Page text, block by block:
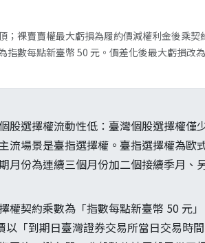
；裸賣賣權最大虧損為履約價減權利金後乘
指數每點新臺幣 50 元。價差化後最大虧損改
股選擇權流動性低：臺灣個股選擇權僅
流場景是臺指選擇權。臺指選擇權為
月份為連續三個月份加二個接續季月、
權契約乘數為「指數每點新臺幣 50 元
「到期日臺灣證券交易所當日交易時